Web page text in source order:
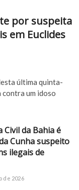
por suspeita
em Euclides
última quinta-
contra um idoso
Civil da Bahia é
Cunha suspeito
ilegais de
de 2026